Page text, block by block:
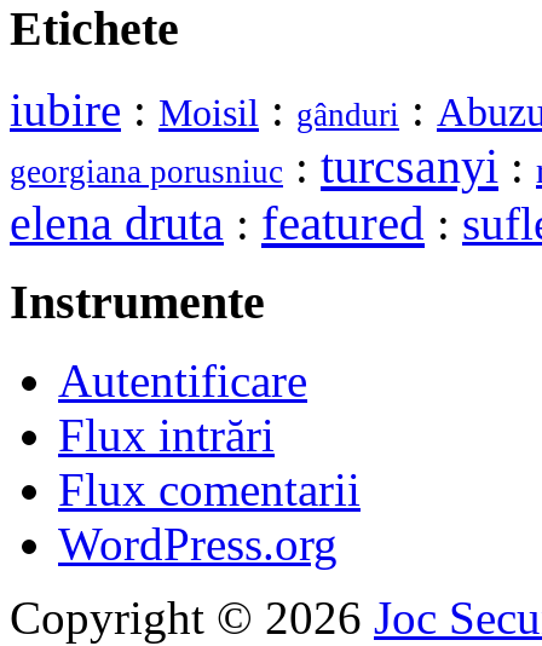
Etichete
iubire : Moisil : gânduri :
georgiana porusniuc : turcsanyi :
elena druta : featured :
Instrumente
Autentificare
Flux intrări
Flux comentarii
WordPress.org
Copyright © 2026 Joc